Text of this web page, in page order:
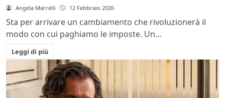
Angela Marrelli 12 Febbraio 2026
Sta per arrivare un cambiamento che rivoluzionerà il
modo con cui paghiamo le imposte. Un...
Leggi di più